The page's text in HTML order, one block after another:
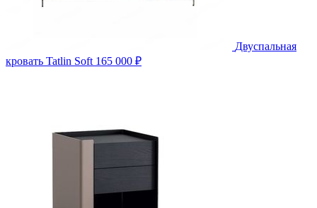
Двуспальная
кровать Tatlin Soft 165 000 ₽